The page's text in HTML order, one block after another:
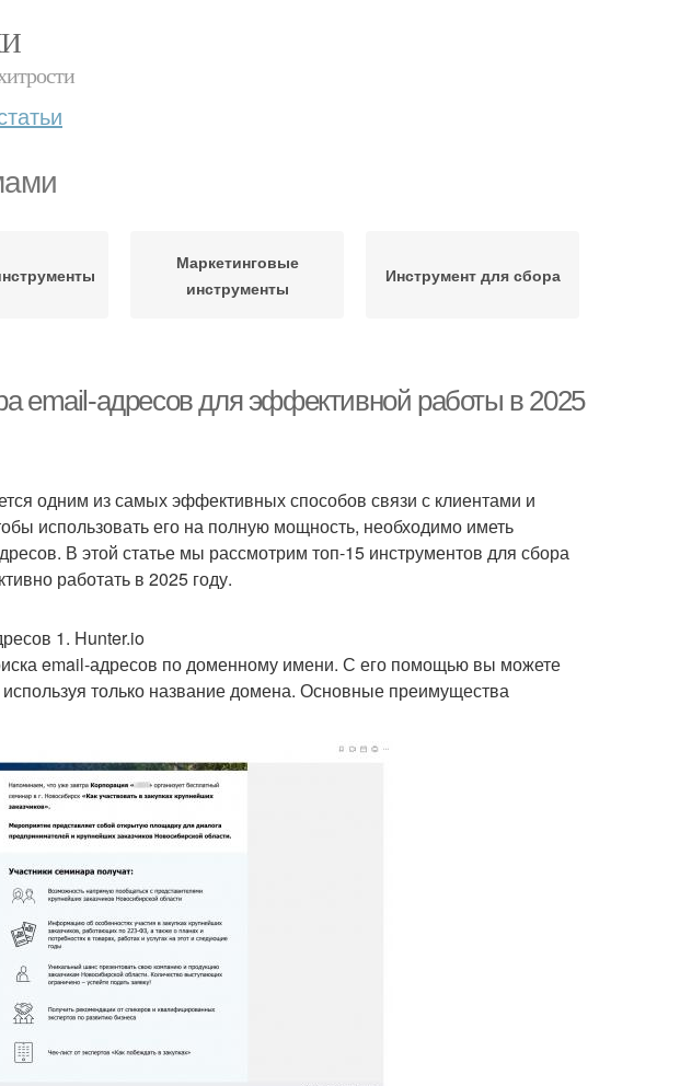
Маркетинговые
инструменты
Инструмент для сбора
email-адресов для эффективной работы в 2025
одним из самых эффективных способов связи с клиентами и
использовать его на полную мощность, необходимо иметь
В этой статье мы рассмотрим топ-15 инструментов для сбора
работать в 2025 году.
1. Hunter.io
email-адресов по доменному имени. С его помощью вы можете
только название домена. Основные преимущества